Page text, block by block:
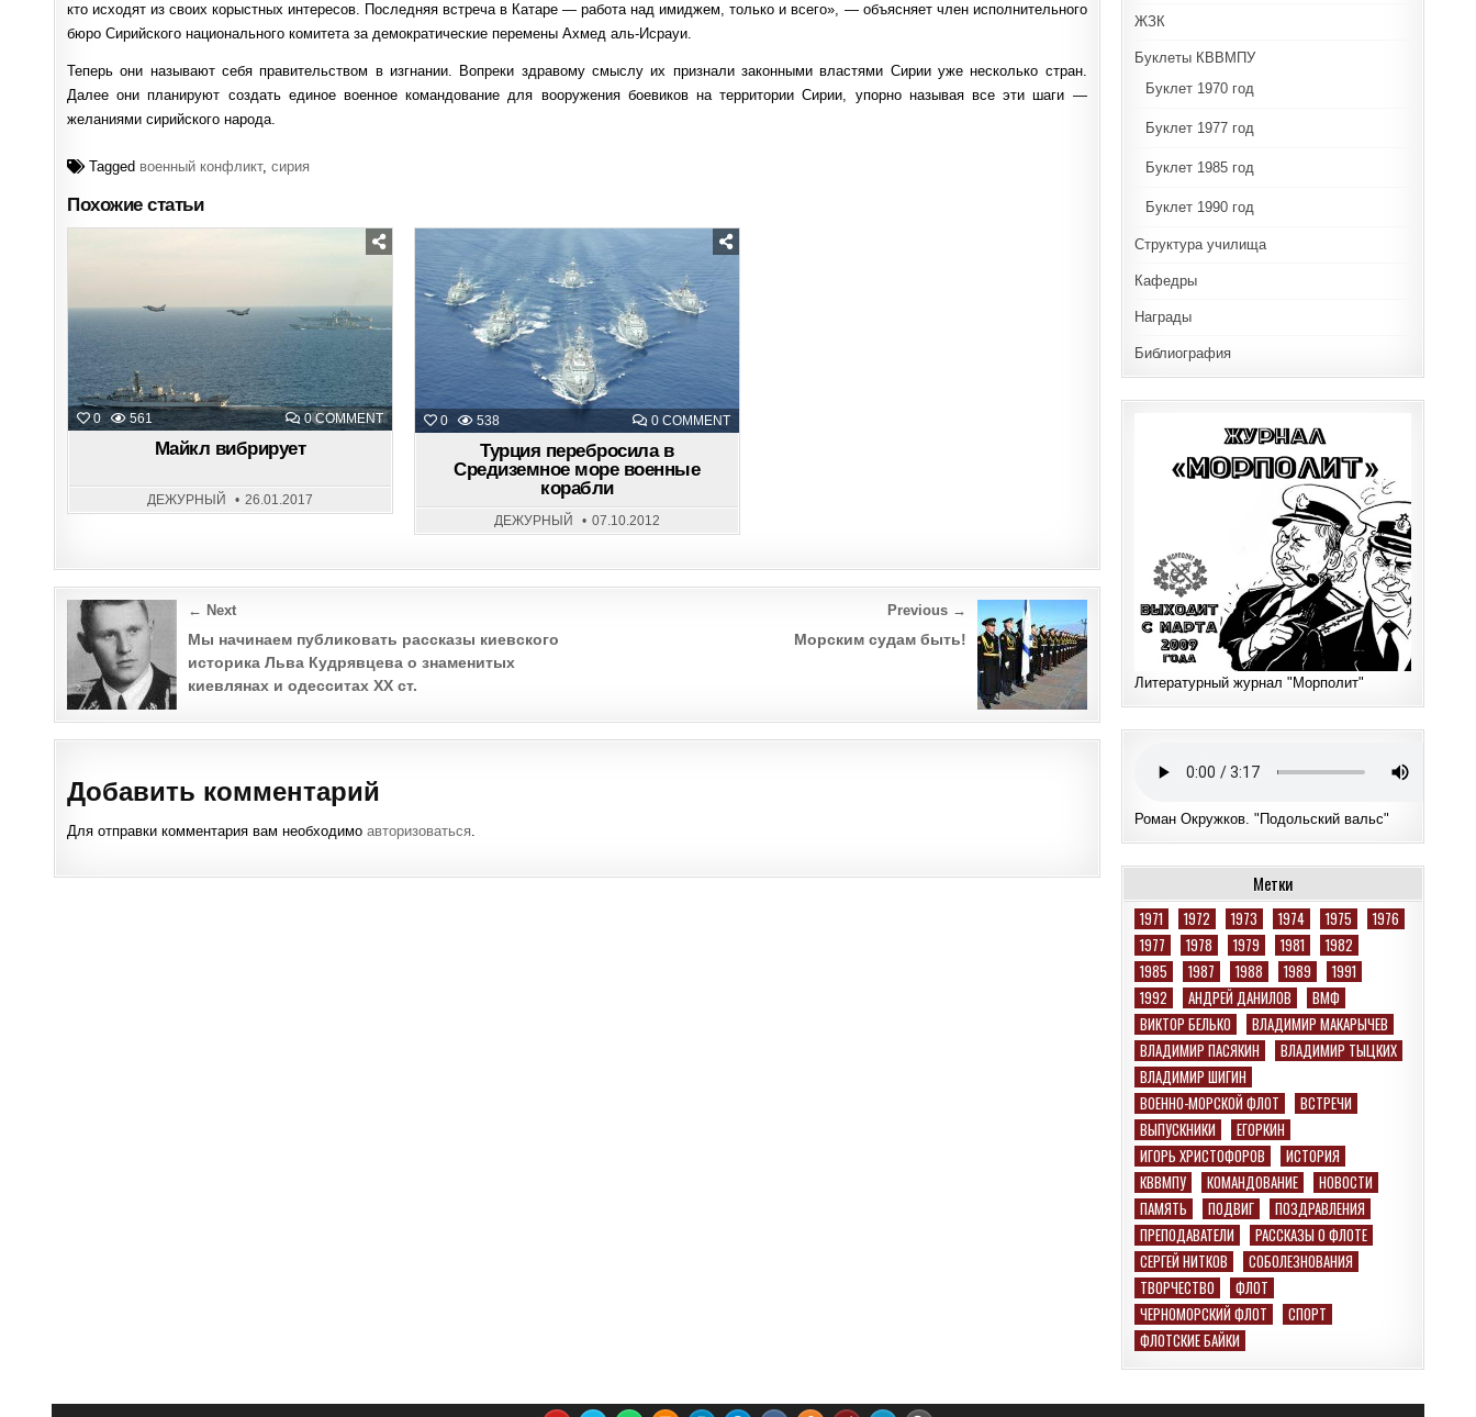
кто исходят из своих корыстных интересов. Последняя встреча в Катаре — работа над имиджем, только и всего», — объясняет член исполнительного
бюро Сирийского национального комитета за демократические перемены Ахмед аль-Исрауи.
Теперь они называют себя правительством в изгнании. Вопреки здравому смыслу их признали законными властями Сирии уже несколько стран.
Далее они планируют создать единое военное командование для вооружения боевиков на территории Сирии, упорно называя все эти шаги —
желаниями сирийского народа.
Tagged военный конфликт,сирия
Похожие статьи
0 561 0 COMMENTON
МАЙКЛ
in
Майкл вибрирует
ДЕЖУРНЫЙ 26.01.2017
0 538 0 COMMENTON
ТУРЦИЯ
КОРАБЛИ
Posted
in
Турция перебросила в
Средиземное море военные
корабли
ДЕЖУРНЫЙ 07.10.2012
Post
navigation
Previous →
Морским судам быть!
← Next
Мы начинаем публиковать рассказы киевского
историка Льва Кудрявцева о знаменитых
киевлянах и одесситах ХХ ст.
Добавить комментарий
Для отправки комментария вам необходимоавторизоваться.
ЖЗК
Буклеты КВВМПУ
Буклет 1970 год
Буклет 1977 год
Буклет 1985 год
Буклет 1990 год
Структура училища
Кафедры
Награды
Библиография
Литературный журнал "Морполит"
Роман Окружков. "Подольский вальс"
Метки
1971 1972 1973 1974 1975
1976
1977
1978 1979 1981
1982
1985
1987 1988 1989
1991
1992
АНДРЕЙ ДАНИЛОВ
ВМФ
ВИКТОР БЕЛЬКО
ВЛАДИМИР МАКАРЫЧЕВ
ВЛАДИМИР ПАСЯКИН
ВЛАДИМИР ТЫЦКИХ
ВЛАДИМИР ШИГИН
ВОЕННО-МОРСКОЙ ФЛОТ
ВСТРЕЧИ
ВЫПУСКНИКИ
ЕГОРКИН
ИГОРЬ ХРИСТОФОРОВ
ИСТОРИЯ
КВВМПУ
КОМАНДОВАНИЕ
НОВОСТИ
ПАМЯТЬ
ПОДВИГ
ПОЗДРАВЛЕНИЯ
ПРЕПОДАВАТЕЛИ
РАССКАЗЫ О ФЛОТЕ
СЕРГЕЙ НИТКОВ
СОБОЛЕЗНОВАНИЯ
ТВОРЧЕСТВО
ФЛОТ
ЧЕРНОМОРСКИЙ ФЛОТ
СПОРТ
ФЛОТСКИЕ БАЙКИ